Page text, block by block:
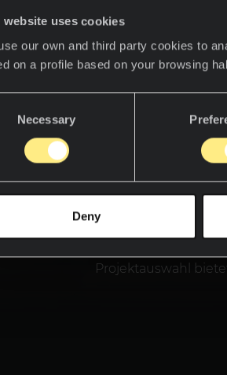
website uses cookies
our own and third party cookies to
on a profile based on your browsing
Necessary
Deny
Die Vorstellung
perfekten
persönlichen Stil,
Oberflächen Neolith
Räume zu einer
Projektauswahl